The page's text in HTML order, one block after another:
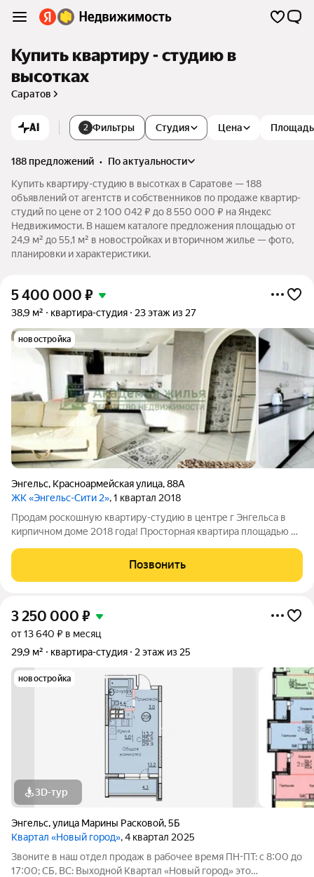
Купить квартиру - студию в
высотках
Саратов
AI 2 Фильтры Студия Цена Площадь
188 предложений •
по актуальности
Купить квартиру-студию в высотках в Саратове — 188
объявлений от агентств и собственников по продаже квартир-
студий по цене от 2 100 042 ₽ до 8 550 000 ₽ на Яндекс
Недвижимости. В нашем каталоге предложения площадью от
24,9 м² до 55,1 м² в новостройках и вторичном жилье — фото,
планировки и характеристики.
5 400 000 ₽
38,9 м² квартира-студия 23 этаж из 27
новостройка
Энгельс, Красноармейская улица,88А
ЖК «Энгельс-Сити 2», 1 квартал 2018
Продам роскошную квартиру-студию в центре г Энгельса в
кирпичном доме 2018 года! Просторная квартира площадью 44
этажного дома. С окон открывается отличный вид на город!
Удобная планировка- грамотно
Позвонить
3 250 000 ₽
от 13 640 ₽ в месяц
29,9 м²
квартира-студия 2 этаж из 25
новостройка
3D-тур
Энгельс,улица Марины Расковой,5Б
Квартал «Новый город», 4 квартал 2025
Звоните в наш отдел продаж в рабочее время ПН-ПТ: с 8:00 до
17:00; СБ, ВС: Выходной Квартал «Новый город» это